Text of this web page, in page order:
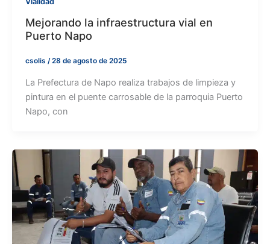
Mejorando la infraestructura vial en
Puerto Napo
csolis /28 de agosto de 2025
La Prefectura de Napo realiza trabajos de limpieza y
pintura en el puente carrosable de la parroquia Puerto
Napo, con